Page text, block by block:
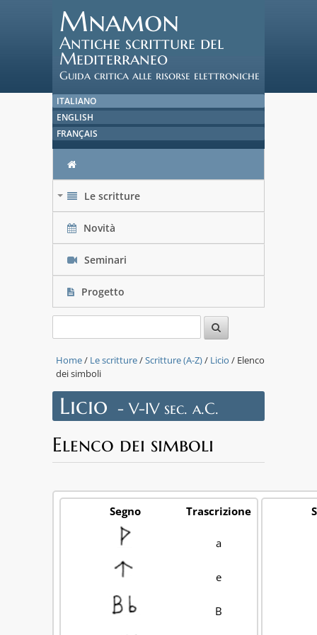
Mnamon
Antiche scritture del
Mediterraneo
Guida critica alle risorse elettroniche
ITALIANO
ENGLISH
FRANÇAIS
Le scritture
Novità
Seminari
Progetto
Home/ Le scritture/Scritture (A-Z)/ Licio / Elenco
dei simboli
Licio - V-IV sec. a.C.
Elenco dei simboli
Segno Trascrizione
a
e
B